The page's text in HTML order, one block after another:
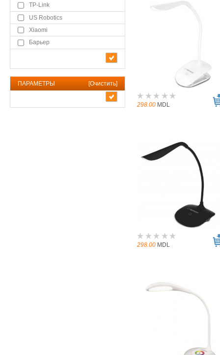
TP-Link
US Robotics
Xiaomi
Барьер
ПАРАМЕТРЫ [Очистить]
298.00 MDL
298.00 MDL